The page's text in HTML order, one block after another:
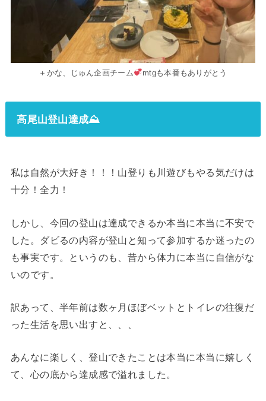
＋かな、じゅん企画チーム mtgも本番もありがとう
高尾山登山達成⛰
私は自然が大好き！！！山登りも川遊びもやる気だけは
十分！全力！
しかし、今回の登山は達成できるか本当に本当に不安で
した。ダビるの内容が登山と知って参加するか迷ったの
も事実です。というのも、昔から体力に本当に自信がな
いのです。
訳あって、半年前は数ヶ月ほぼベットとトイレの往復だ
った生活を思い出すと、、、
あんなに楽しく、登山できたことは本当に本当に嬉しく
て、心の底から達成感で溢れました。